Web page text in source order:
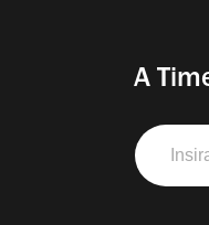
A
Insira
o
seu